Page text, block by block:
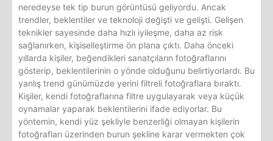
neredeyse tek tip burun görüntüsü geliyordu. Ancak
trendler, beklentiler ve teknoloji değişti ve gelişti. Gelişen
teknikler sayesinde daha hızlı iyileşme, daha az risk
sağlanırken, kişiselleştirme ön plana çıktı. Daha önceki
yıllarda kişiler, beğendikleri sanatçıların fotoğraflarını
gösterip, beklentilerinin o yönde olduğunu belirtiyorlardı. Bu
yanlış trend günümüzde yerini filtreli fotoğraflara bıraktı.
Kişiler, kendi fotoğraflarına filtre uygulayarak veya küçük
oynamalar yaparak beklentilerini ifade ediyorlar. Bu
yöntemin, kendi yüz şekliyle benzerliği olmayan kişilerin
fotoğrafları üzerinden burun şekline karar vermekten çok